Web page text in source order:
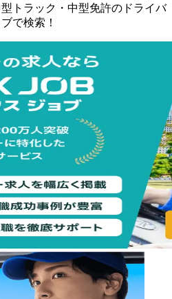
トラック・中型免許の ドライバ
で検索！